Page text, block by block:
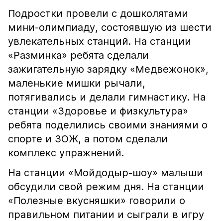
Подростки провели с дошколятами
мини-олимпиаду, состоявшую из шести
увлекательных станций. На станции
«Разминка» ребята сделали
зажигательную зарядку «Медвежонок»,
маленькие мишки рычали,
потягивались и делали гимнастику. На
станции «Здоровье и физкультура»
ребята поделились своими знаниями о
спорте и ЗОЖ, а потом сделали
комплекс упражнений.
На станции «Мойдодыр-шоу» малыши
обсудили свой режим дня. На станции
«Полезные вкусняшки» говорили о
правильном питании и сыграли в игру